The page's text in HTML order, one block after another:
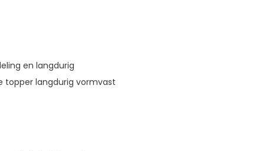
en langdurig
topper langdurig vormvast